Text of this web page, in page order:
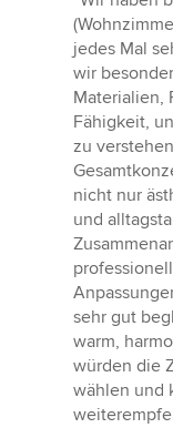
5
von
5
Sternen
jedes Mal
wir
Materialien,
Fähigkeit,
zu
nicht nur
und
sehr gut
warm,
würden die
wählen und